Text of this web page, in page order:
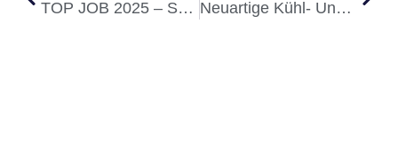
TOP JOB 2025 – Sozialbau Unter Den Besten Arbeitgebern Deutschlands Neuartige Kühl- Und Heiztechnologie